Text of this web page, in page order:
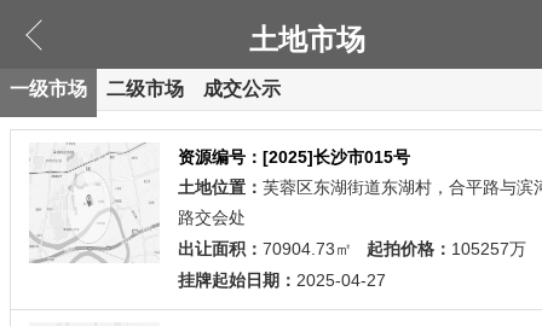
土地市场
一级市场 二级市场 成交公示
资源编号：[2025]长沙市015号
土地位置： 芙蓉区东湖街道东湖村，合平路与滨
路交会处
出让面积： 70904.73㎡ 起拍价格： 105257万
挂牌起始日期： 2025-04-27